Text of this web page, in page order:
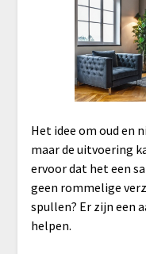
Het idee om oud en
maar de uitvoering
ervoor dat het een
geen rommelige
spullen? Er zijn een
helpen.